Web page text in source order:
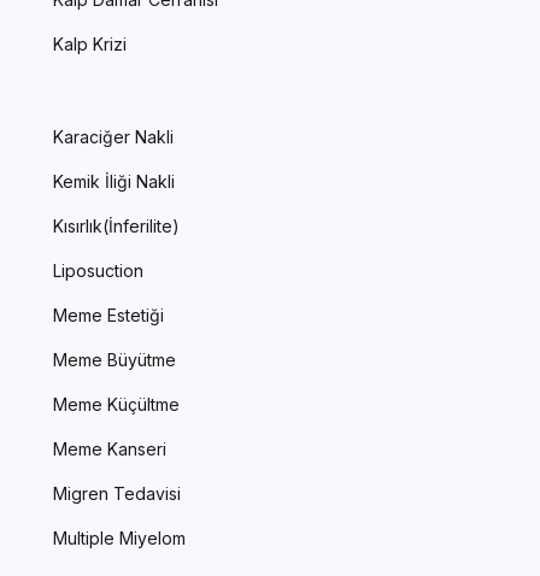
Kalp Krizi
Karaciğer Nakli
Kemik İliği Nakli
Kısırlık(İnferilite)
Liposuction
Meme Estetiği
Meme Büyütme
Meme Küçültme
Meme Kanseri
Migren Tedavisi
Multiple Miyelom